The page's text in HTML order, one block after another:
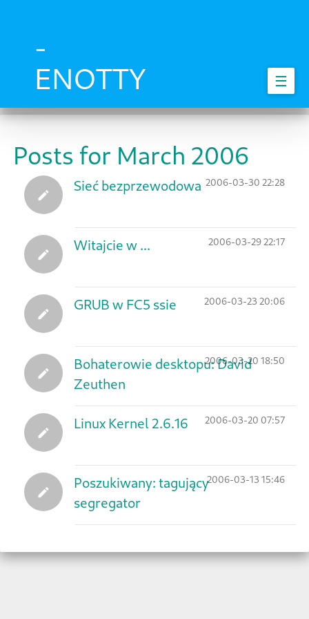
-
ENOTTY
☰
Posts for March 2006
2006-03-30 22:28
Sieć bezprzewodowa
2006-03-29 22:17
Witajcie w ...
2006-03-23 20:06
GRUB w FC5 ssie
2006-03-20 18:50
Bohaterowie desktopu: David
Zeuthen
2006-03-20 07:57
Linux Kernel 2.6.16
2006-03-13 15:46
Poszukiwany: tagujący
segregator